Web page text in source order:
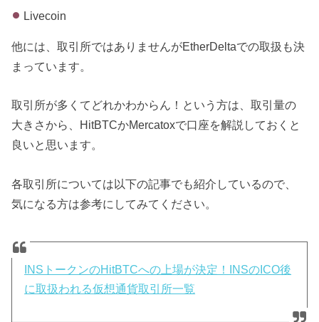
Livecoin
他には、取引所ではありませんがEtherDeltaでの取扱も決
まっています。
取引所が多くてどれかわからん！という方は、取引量の
大きさから、HitBTCかMercatoxで口座を解説しておくと
良いと思います。
各取引所については以下の記事でも紹介しているので、
気になる方は参考にしてみてください。
INSトークンのHitBTCへの上場が決定！INSのICO後
に取扱われる仮想通貨取引所一覧